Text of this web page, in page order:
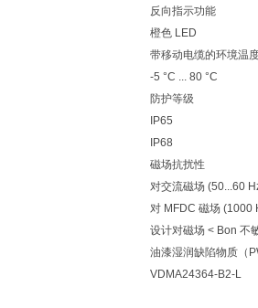
反向指示功能
橙色 LED
带移动电缆的环境温
-5 °C ... 80 °C
防护等级
IP65
IP68
磁场抗扰性
对交流磁场 (50...60
对 MFDC 磁场 (1000
设计对磁场 < Bon 不
油漆湿润缺陷物质（
VDMA24364-B2-L